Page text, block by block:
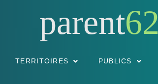
parent62
TERRITOIRES PUBLICS